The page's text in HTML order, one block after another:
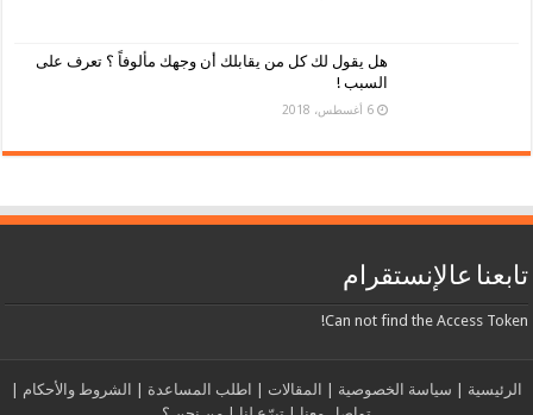
هل يقول لك كل من يقابلك أن وجهك مألوفاً ؟ تعرف على
السبب !
6 أغسطس، 2018
تابعنا عالإنستقرام
Can not find the Access Token!
الرئيسية سياسة الخصوصية المقالات اطلب المساعدة الشروط والأحكام